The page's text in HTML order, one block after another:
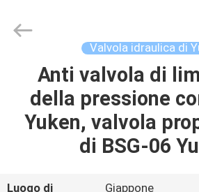
CASA
PRODOTTI
Electronic
Limited.
Valvola idraulica di
Anti valvola di
della pressione
Yuken, valvola
di BSG-06
Luogo di
Giappone